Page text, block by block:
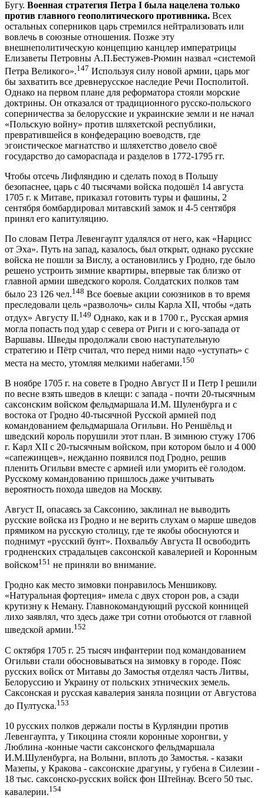
Бугу. Военная стратегия Петра I была нацелена только
против главного геополитического противника. Всех
остальных соперников царь стремился нейтрализовать или
вовлечь в союзные отношения. Позже эту
внешнеполитическую концепцию канцлер императрицы
Елизаветы Петровны А.П.Бестужев-Рюмин назвал «системой
Петра Великого».147 Используя силу новой армии, царь мог
бы захватить все древнерусское наследие Речи Посполитой.
Однако на первом плане для реформатора стояли морские
доктрины. Он отказался от традиционного русско-польского
соперничества за белорусские и украинские земли и не начал
«Польскую войну» против шляхетской республики,
превратившейся в конфедерацию воеводств, где
эгоистическое магнатство и шляхетство довело своё
государство до самораспада и разделов в 1772-1795 гг.
Чтобы отсечь Лифляндию и сделать поход в Польшу
безопаснее, царь с 40 тысячами войска подошёл 14 августа
1705 г. к Митаве, приказал готовить туры и фашины, 2
сентября бомбардировал митавский замок и 4-5 сентября
принял его капитуляцию.
По словам Петра Левенгаупт удалялся от него, как «Нарцисс
от Эха». Путь на запад, казалось, был открыт, однако русские
войска не пошли за Вислу, а остановились у Гродно, где было
решено устроить зимние квартиры, впервые так близко от
главной армии шведского короля. Солдатских полков там
было 23 126 чел.148 Все боевые акции союзников в то время
преследовали цель «разволочь» силы Карла XII, чтобы «дать
отдух» Августу II.149 Однако, как и в 1700 г., Русская армия
могла попасть под удар с севера от Риги и с юго-запада от
Варшавы. Шведы продолжали свою наступательную
стратегию и Пётр считал, что перед ними надо «уступать» с
места на место, утомляя мелкими набегами.150
В ноябре 1705 г. на совете в Гродно Август II и Петр I решили
по весне взять шведов в клещи: с запада - почти 20-тысячным
саксонским войском фельдмаршала И.М. Шуленбурга и с
востока от Гродно 40-тысячной Русской армией под
командованием фельдмаршала Огильви. Но Реншёльд и
шведский король порушили этот план. В зимнюю стужу 1706
г. Карл XII с 20-тысячным войском, при котором было и 4 000
«сапежинцев», нежданно появился под Гродно, решив
пленить Огильви вместе с армией или уморить её голодом.
Русскому командованию пришлось даже учитывать
вероятность похода шведов на Москву.
Август II, опасаясь за Саксонию, заклинал не выводить
русские войска из Гродно и не верить слухам о марше шведов
прямиком на русскую столицу, где те якобы обоснуются и
поднимут «русский бунт». Похвальбу Августа II освободить
гродненских страдальцев саксонской кавалерией и Коронным
войском151 не приняли во внимание.
Гродно как место зимовки понравилось Меншикову.
«Натуральная фортеция» имела с двух сторон ров, а сзади
крутизну к Неману. Главнокомандующий русской конницей
лихо заявлял, что здесь даже три сотни отобьются от главной
шведской армии.152
С октября 1705 г. 25 тысяч инфантерии под командованием
Огильви стали обосновываться на зимовку в городе. Пояс
русских войск от Митавы до Замостья отделял часть Литвы,
Белоруссию и Украину от польских этнических земель.
Саксонская и русская кавалерия заняла позиции от Августова
до Пултуска.153
10 русских полков держали посты в Курляндии против
Левенгаупта, у Тикоцина стояли коронные хоронгви, у
Люблина -конные части саксонского фельдмаршала
И.М.Шуленбурга, на Волыни, вплоть до Замостья. - казаки
Мазепы, у Кракова - саксонские драгуны, у губена в Силезии -
18 тыс. саксонско-русских войск фон Штейнау. Всего 50 тыс.
кавалерии.154